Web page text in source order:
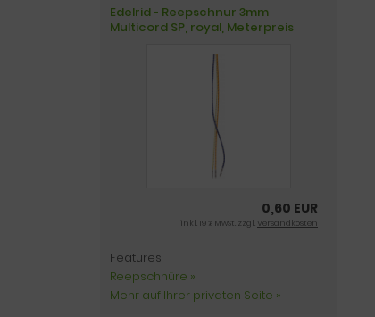
Edelrid - Reepschnur 3mm
Multicord SP, royal, Meterpreis
0,60 EUR
inkl. 19 % MwSt. zzgl.Versandkosten
Features:
Reepschnüre »
Mehr auf Ihrer privaten Seite »